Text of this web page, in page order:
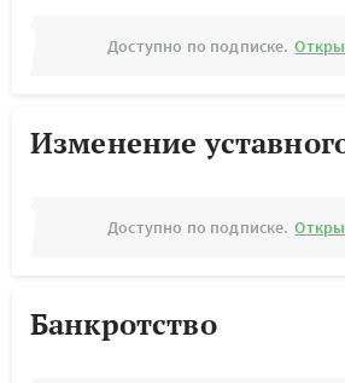
Доступно по подписке.
Изменение
Доступно по подписке.
Банкротство